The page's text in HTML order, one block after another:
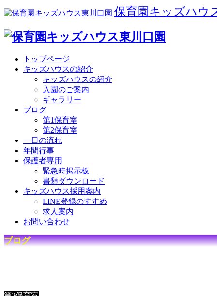
保育園キッズハウ
トップページ
キッズハウスの紹介
キッズハウスの紹介
入園のご案内
ギャラリー
ブログ
第1保育室
第2保育室
一日の流れ
年間行事
保護者専用
緊急時掲示板
書類ダウンロード
キッズハウス採用案内
LINE登録のすすめ
求人案内
お問い合わせ
ブログ